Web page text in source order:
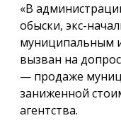
«В
обыски, экс-
муниципальным
вызван на
— продаже
заниженной
агентства.